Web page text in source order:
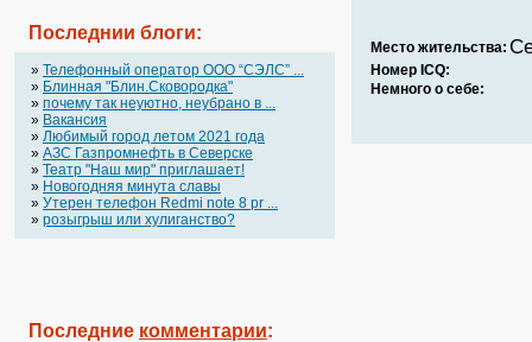
Последнии блоги:
» Телефонный оператор OOO “СЭЛС” ...
» Блинная "Блин.Сковородка"
» почему так неуютно, неубрано в ...
» Вакансия
» Любимый город летом 2021 года
» АЗС Газпромнефть в Северске
» Театр "Наш мир" приглашает!
» Новогодняя минута славы
» Утерен телефон Redmi note 8 pr ...
» розыгрыш или хулиганство?
Последние комментарии:
Место жительства:
Номер ICQ:
Немного о себе: